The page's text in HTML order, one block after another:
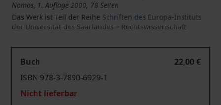
Nomos, 1. Auflage 2000, 78 Seiten
Das Werk ist Teil der Reihe Schriften des Europa-Instituts
der Universität des Saarlandes – Rechtswissenschaft
Buch
22,00 €
ISBN 978-3-7890-6929-1
Nicht lieferbar